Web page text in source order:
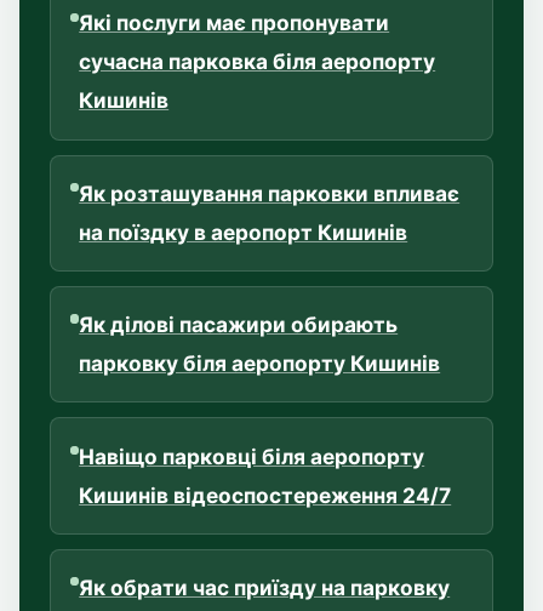
Які послуги має пропонувати
сучасна парковка біля аеропорту
Кишинів
Як розташування парковки впливає
на поїздку в аеропорт Кишинів
Як ділові пасажири обирають
парковку біля аеропорту Кишинів
Навіщо парковці біля аеропорту
Кишинів відеоспостереження 24/7
Як обрати час приїзду на парковку